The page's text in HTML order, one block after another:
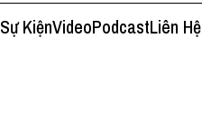
Sự KiệnVideoPodcastLiên Hệ